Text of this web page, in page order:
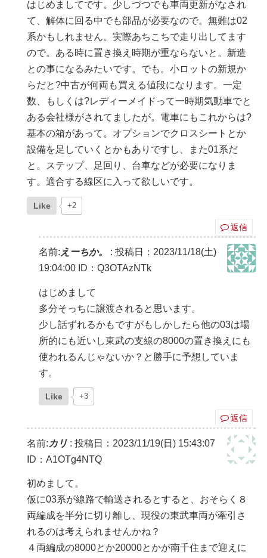
はじめましてです。少しづつでも車両更新がなされ
て、解体に回る中でも部品が必要なので。無難は02
系かもしれません。実際あちこちで走り出してます
ので。ある時に置き換え時期が重ならないと。新造
との事になるみたいです。でも。小ロットの新規か
らだと?中古が何両も買える値段になります。一定
数、もしくは?レディーメイドって一時期気動車でと
ある会社様がされてましたが。電車にもこれからは?
基本の箱があって。オプションでクロスシートとか
設備を足していくとかもありですし、また01系だ
と。ステップ、足回り、台車などが必要になりま
す。適合する線区に入って欲しいです。
Like +2
返信
名前: えーちか。 : 投稿日：2023/11/18(土)
19:04:00 ID：Q3OTAzNTk
はじめまして
多分そっちに譲渡されると思います。
少し話ずれるかもですがもしかしたら他の03は場
所的にも近いし東武の支線の8000の置き換えにも
使われるんじゃないか？と勝手に予想していま
す。
Like +3
返信
名前: カリ : 投稿日：2023/11/19(日) 15:43:07
ID：A1OTg4NTQ
初めまして。
仮に03系が線路で輸送されるとすると、おそらく８
両編成を半分に切り離し、現役の東武車両が牽引さ
れるのは考えられませんかね？
４両編成の8000とか20000とかが南千住まで迎えに